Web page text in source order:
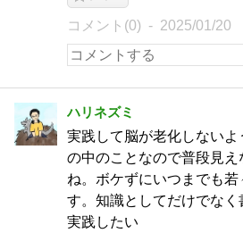
コメント(0) 2025/01/20
ハリネズミ
実践して脳が老化しない
の中のことなので普段見え
ね。ボケずにいつまでも
す。知識としてだけでなく
実践したい